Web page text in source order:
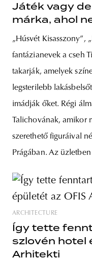
Játék vagy
márka, ahol
„Húsvét Kisasszony”,
fantázianevek a cseh
takarják, amelyek
legsterilebb
imádják őket. Régi
Talichovának, amikor
szerethető figuráival
Prágában. Az üzletben
ARCHITECTURE
Így tette
szlovén hotel
Arhitekti